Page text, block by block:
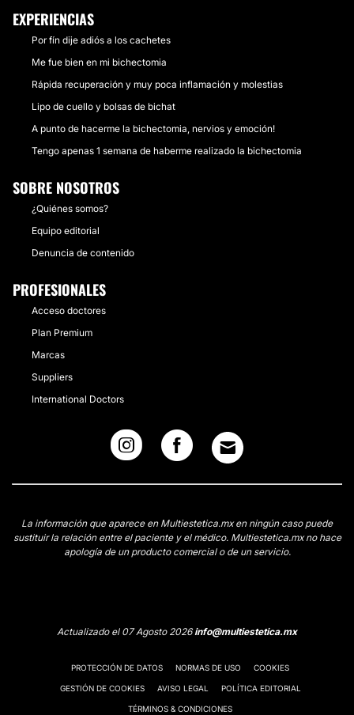
EXPERIENCIAS
Por fín dije adiós a los cachetes
Me fue bien en mi bichectomia
Rápida recuperación y muy poca inflamación y molestias
Lipo de cuello y bolsas de bichat
A punto de hacerme la bichectomia, nervios y emoción!
Tengo apenas 1 semana de haberme realizado la bichectomia
SOBRE NOSOTROS
¿Quiénes somos?
Equipo editorial
Denuncia de contenido
PROFESIONALES
Acceso doctores
Plan Premium
Marcas
Suppliers
International Doctors
La información que aparece en Multiestetica.mx en ningún caso puede
sustituir la relación entre el paciente y el médico. Multiestetica.mx no hace
apología de un producto comercial o de un servicio.
Actualizado el 07 Agosto 2026info@multiestetica.mx
PROTECCIÓN DE DATOS NORMAS DE USO COOKIES
GESTIÓN DE COOKIES AVISO LEGAL POLÍTICA EDITORIAL
TÉRMINOS & CONDICIONES